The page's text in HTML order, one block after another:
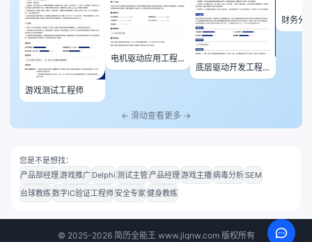
游戏测试工程师
电机驱动应用工程
师
底层驱动开发工程
师
财务分
← 滑动查看更多 →
您是不是想找：
产品部经理游戏推广 Delphi 测试主管 产品经理游戏主播病毒分析SEM
台球教练数字IC验证工程师安全专家健身教练
© 2025-2026简历全能王 www.jlqnw.com 版权所有